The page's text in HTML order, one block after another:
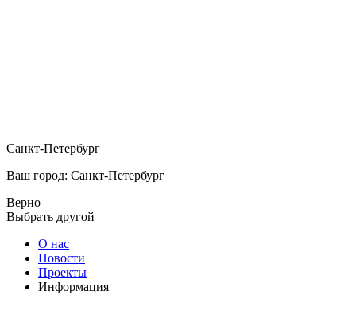
Санкт-Петербург
Ваш город: Санкт-Петербург
Верно
Выбрать другой
О нас
Новости
Проекты
Информация